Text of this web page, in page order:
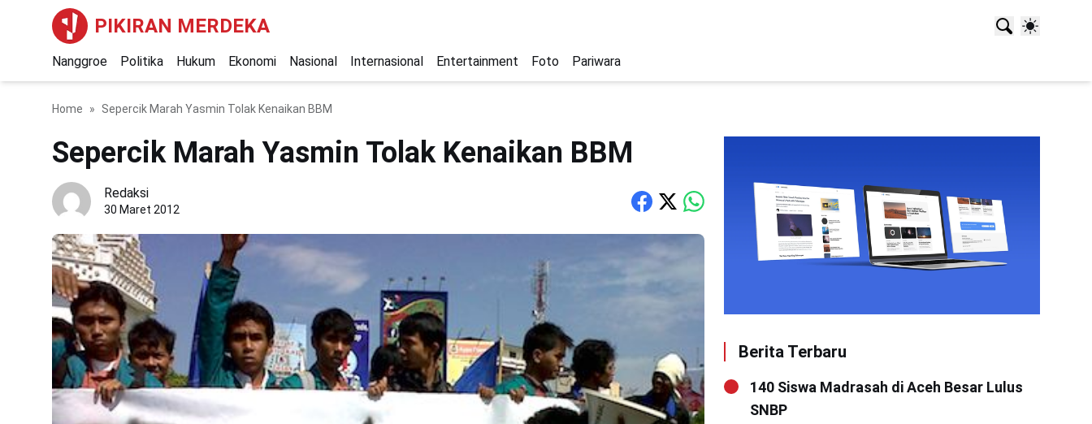
PIKIRAN MERDEKA
Nanggroe Politika Hukum Ekonomi Nasional Internasional Entertainment Foto Pariwara
Home Sepercik Marah Yasmin Tolak Kenaikan BBM
Sepercik Marah Yasmin Tolak Kenaikan BBM
Redaksi
30 Maret 2012
Berita Terbaru
140 Siswa Madrasah di Aceh Besar Lulus
SNBP